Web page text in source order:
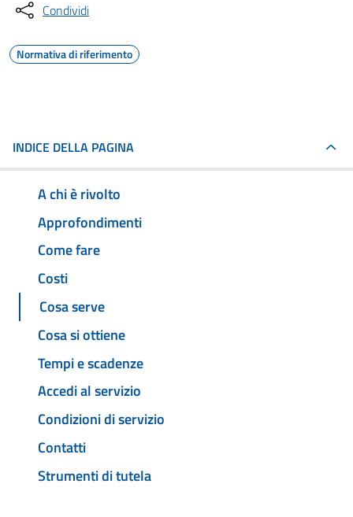
Condividi
Normativa di riferimento
INDICE DELLA PAGINA
A chi è rivolto
Approfondimenti
Come fare
Costi
Cosa serve
Cosa si ottiene
Tempi e scadenze
Accedi al servizio
Condizioni di servizio
Contatti
Strumenti di tutela